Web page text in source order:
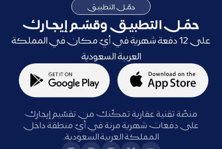
حمّـل التطبيـق
حمّـل التطبيـق وقسّـم إيجـارك
على 12 دفعة شهرية في أيّ مكان في المملكة
العربية السعودية
منصّة تقنية عقارية تمكّنك من تقسّيم إيجارك
على دفعات شهرية مرنة في أيّ منطقة داخل
المملكة العربية السعودية.